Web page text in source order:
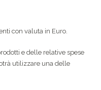
con valuta in Euro.
e delle relative spese
utilizzare una delle